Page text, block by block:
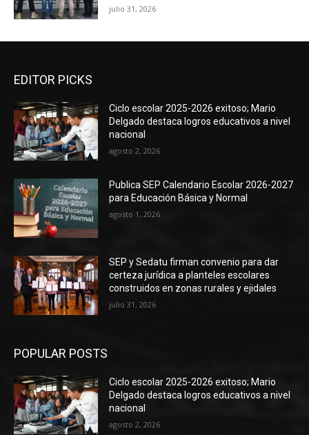
julio 31, 2026
EDITOR PICKS
Ciclo escolar 2025-2026 exitoso; Mario
Delgado destaca logros educativos a nivel
nacional
agosto 2, 2026
Publica SEP Calendario Escolar 2026-2027
para Educación Básica y Normal
agosto 1, 2026
SEP y Sedatu firman convenio para dar
certeza jurídica a planteles escolares
construidos en zonas rurales y ejidales
julio 31, 2026
POPULAR POSTS
Ciclo escolar 2025-2026 exitoso; Mario
Delgado destaca logros educativos a nivel
nacional
agosto 2, 2026